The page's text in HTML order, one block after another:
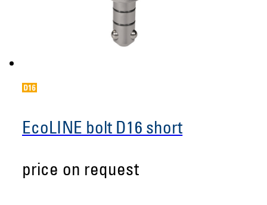
EcoLINE bolt D16 short
price on request